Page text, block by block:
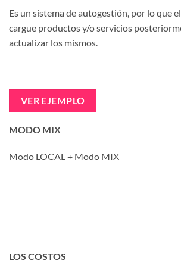
Es un sistema de autogestión, por lo que
cargue productos y/o servicios
actualizar los mismos.
VER EJEMPLO
MODO MIX
Modo LOCAL + Modo MIX
LOS COSTOS